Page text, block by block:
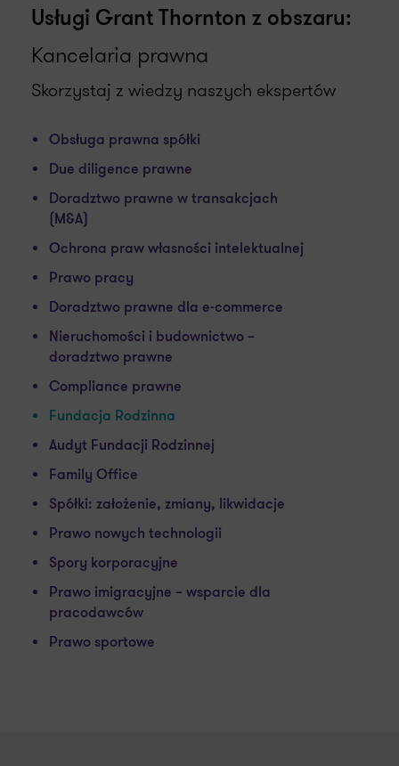
Usługi Grant Thornton z obszaru:
Kancelaria prawna
Skorzystaj z wiedzy naszych ekspertów
Obsługa prawna spółki
Due diligence prawne
Doradztwo prawne w transakcjach
(M&A)
Ochrona praw własności intelektualnej
Prawo pracy
Doradztwo prawne dla e-commerce
Nieruchomości i budownictwo –
doradztwo prawne
Compliance prawne
Fundacja Rodzinna
Audyt Fundacji Rodzinnej
Family Office
Spółki: założenie, zmiany, likwidacje
Prawo nowych technologii
Spory korporacyjne
Prawo imigracyjne – wsparcie dla
pracodawców
Prawo sportowe